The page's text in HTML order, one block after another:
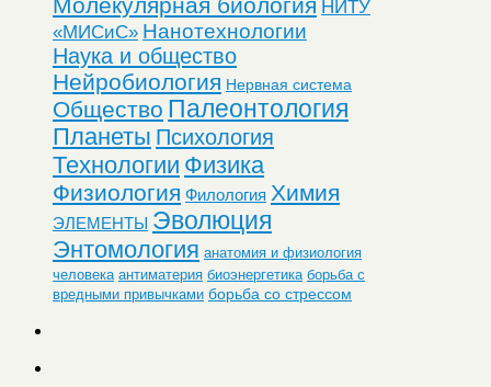
НИТУ
«МИСиС» Нанотехнологии
Наука и общество
Нейробиология Нервная система
Общество Палеонтология
Планеты Психология
Технологии Физика
Физиология Филология Химия
ЭЛЕМЕНТЫ Эволюция
Энтомология анатомия и физиология
человека антиматерия биоэнергетика борьба с
вредными привычками борьба со стрессом